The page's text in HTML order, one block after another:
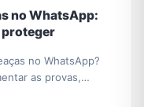
no WhatsApp:
proteger
no WhatsApp?
as provas,